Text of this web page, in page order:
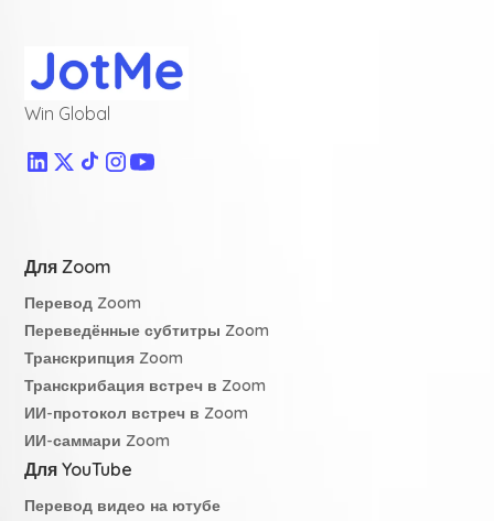
Win Global
Для Zoom
Перевод Zoom
Переведённые субтитры Zoom
Транскрипция Zoom
Транскрибация встреч в Zoom
ИИ-протокол встреч в Zoom
ИИ-саммари Zoom
Для YouTube
Перевод видео на ютубе